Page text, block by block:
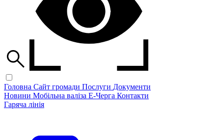
Головна Сайт громади Послуги Документи
Новини Мобільна валіза Е-Черга Контакти
Гаряча лінія